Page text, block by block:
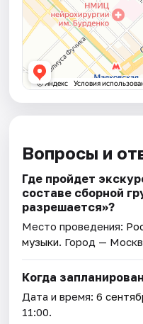
Вопросы и
Где пройдет
составе сборной
разрешается»?
Место проведения:
музыки. Город —
Когда
Дата и время:6
11:00.